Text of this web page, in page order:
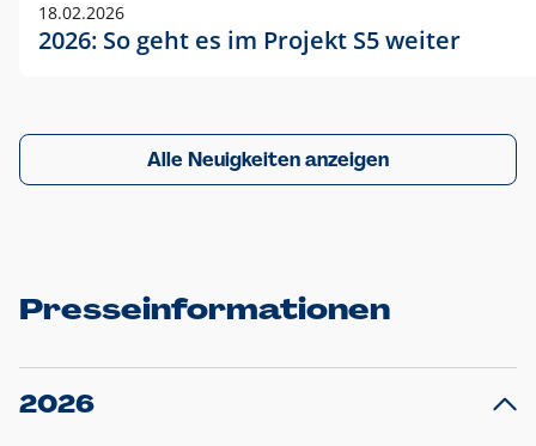
18.02.2026
2026: So geht es im Projekt S5 weiter
Alle Neuigkeiten anzeigen
Presseinformationen
2026